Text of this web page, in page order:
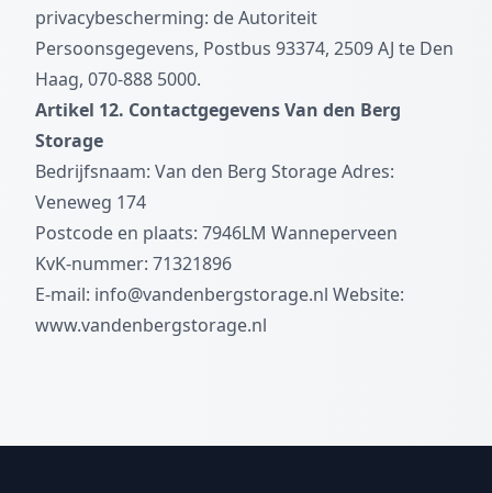
privacybescherming: de Autoriteit
Persoonsgegevens, Postbus 93374, 2509 AJ te Den
Haag, 070-888 5000.
Artikel 12. Contactgegevens Van den Berg
Storage
Bedrijfsnaam: Van den Berg Storage Adres:
Veneweg 174
Postcode en plaats: 7946LM Wanneperveen
KvK-nummer: 71321896
E-mail: info@vandenbergstorage.nl Website:
www.vandenbergstorage.nl